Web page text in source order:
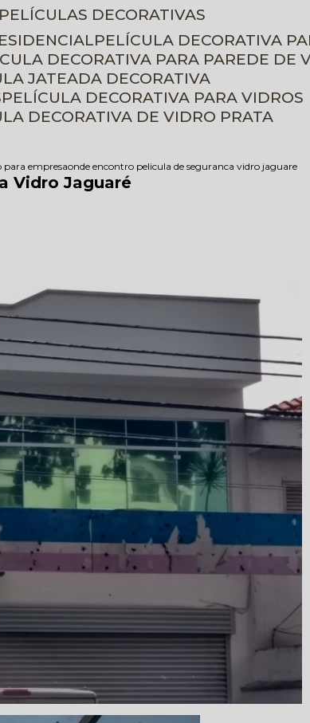
PELÍCULAS DECORATIVAS
PELÍCULA DECORATIVA
DECORATIVA PARA PAREDE DE
JATEADA DECORATIVA
PELÍCULA DECORATIVA PARA VIDROS
DECORATIVA DE VIDRO PRATA
para empresaonde encontro pelicula de seguranca vidro jaguare
Vidro Jaguaré